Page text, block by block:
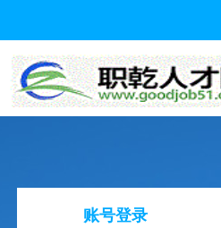
账号登录